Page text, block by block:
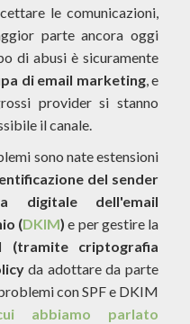
le comunicazioni,
parte ancora oggi
di abusi è sicuramente
di email marketing, e
provider si stanno
il canale.
sono nate estensioni
del sender
digitale dell'email
(DKIM) e per gestire la
(tramite criptografia
da adottare da parte
con SPF e DKIM
abbiamo parlato